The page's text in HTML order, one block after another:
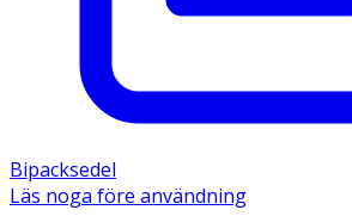
Bipacksedel
Läs noga före användning